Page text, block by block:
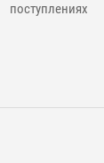
поступлениях